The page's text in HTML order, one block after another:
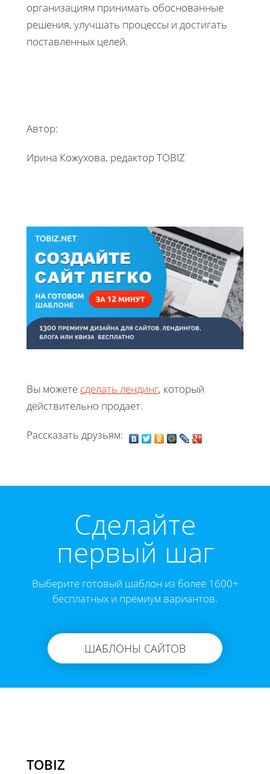
организациям принимать обоснованные
решения, улучшать процессы и достигать
поставленных целей.
Автор:
Ирина Кожухова, редактор TOBIZ
Вы можете сделать лендинг, который
действительно продает.
Рассказать друзьям:
Cделайте
первый шаг
Выберите готовый шаблон из более 1600+
бесплатных и премиум вариантов.
ШАБЛОНЫ САЙТОВ
TOBIZ